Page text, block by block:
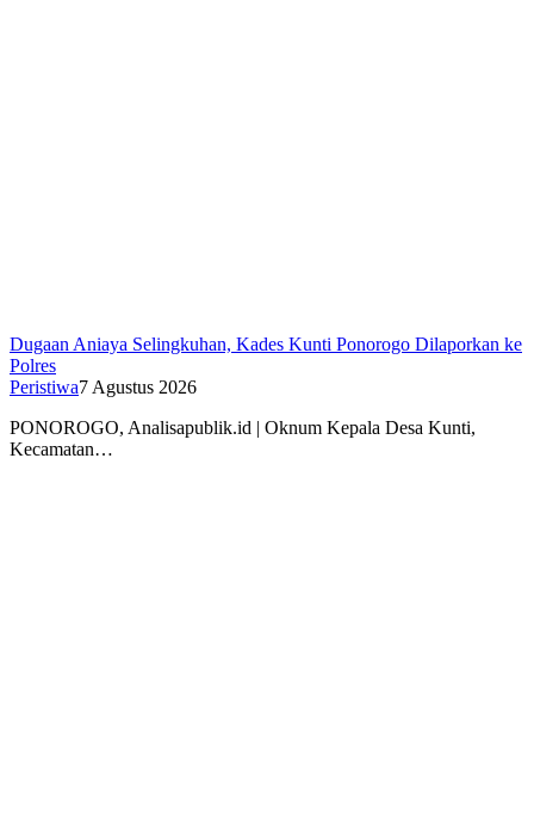
Dugaan Aniaya Selingkuhan, Kades Kunti Ponorogo Dilaporkan ke
Polres
Peristiwa7 Agustus 2026
PONOROGO, Analisapublik.id | Oknum Kepala Desa Kunti,
Kecamatan…